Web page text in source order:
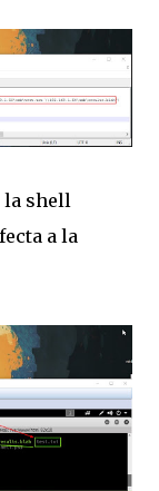
la shell
a la